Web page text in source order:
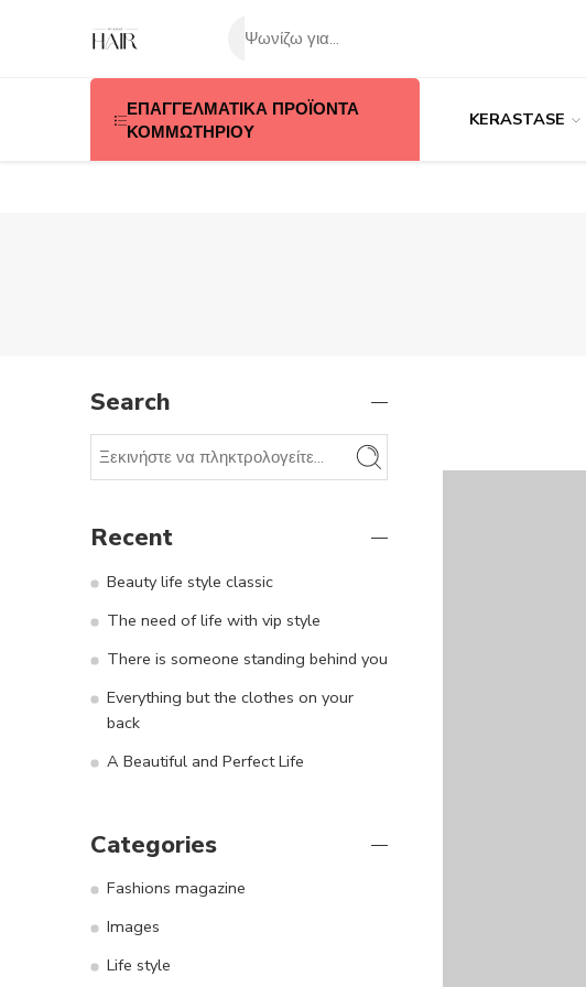
ΕΠΑΓΓΕΛΜΑΤΙΚΑ ΠΡΟΪΟΝΤΑ
ΚΟΜΜΩΤΗΡΙΟΥ
KERASTASE
Search
Recent
Beauty life style classic
The need of life with vip style
There is someone standing behind you
Everything but the clothes on your
back
A Beautiful and Perfect Life
Categories
Fashions magazine
Images
Life style